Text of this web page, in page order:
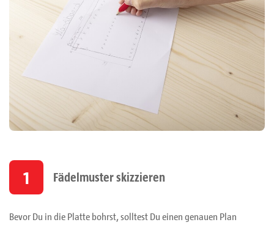
1 Fädelmuster skizzieren
Bevor Du in die Platte bohrst, solltest Du einen genauen Plan